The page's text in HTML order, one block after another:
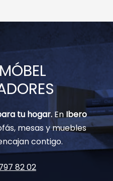
tu hogar. EnIbero
mesas y muebles
contigo.
82 02